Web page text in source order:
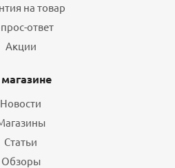
на товар
ответ
Акции
Новости
Статьи
Обзоры